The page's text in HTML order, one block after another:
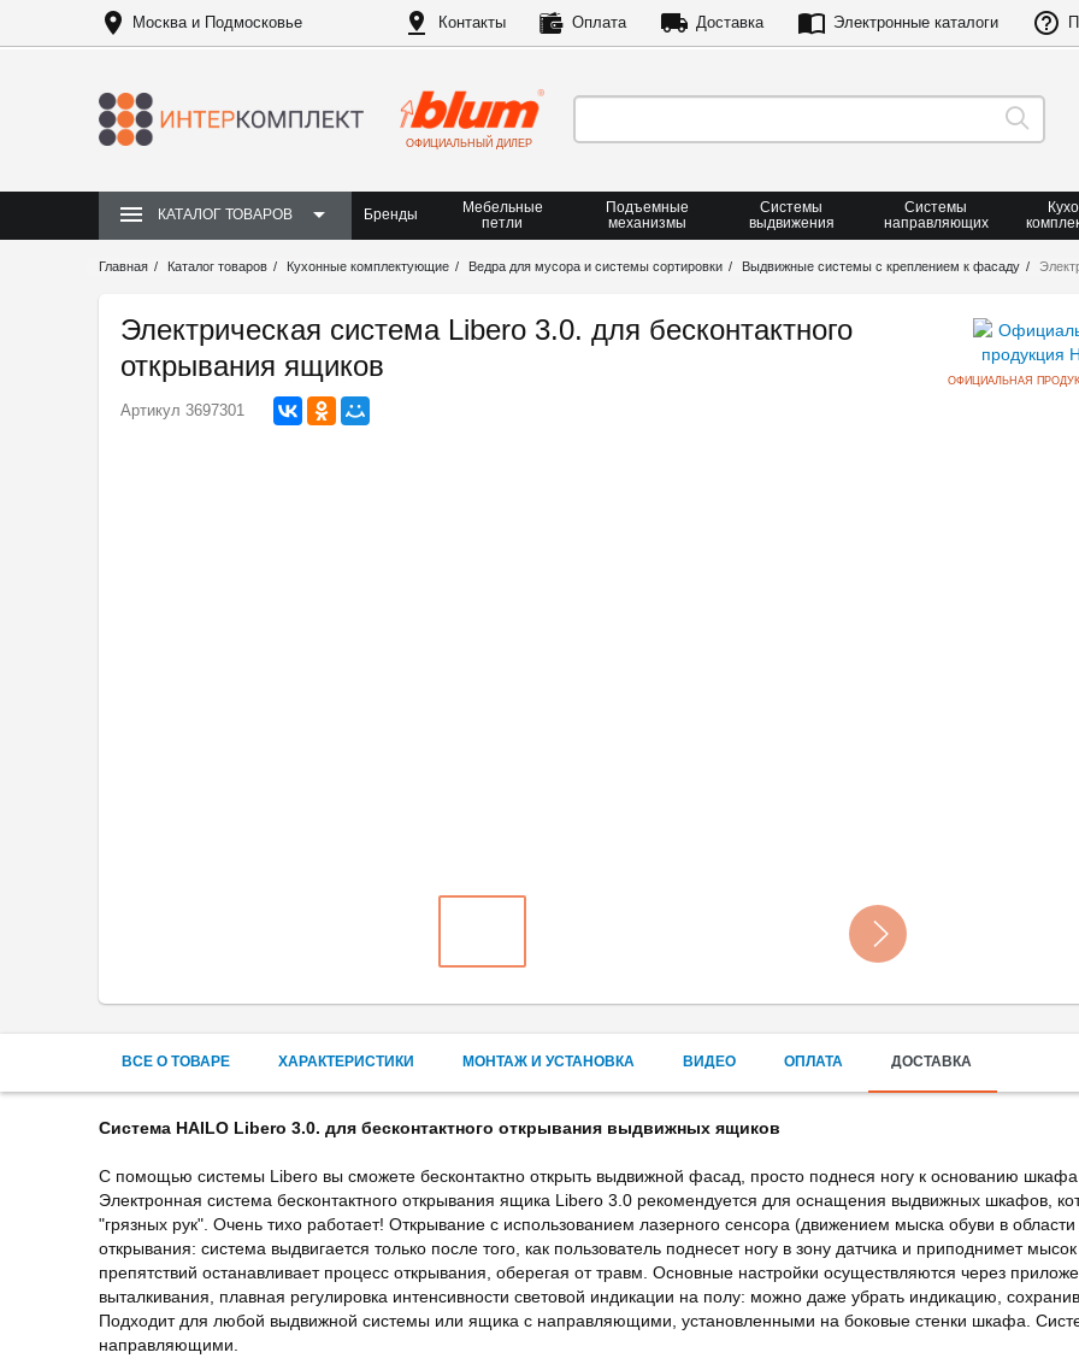
Москва и Подмосковье Контакты Оплата Доставка Электронные каталоги
ОФИЦИАЛЬНЫЙ ДИЛЕР
КАТАЛОГ ТОВАРОВ Бренды
Мебельные
петли
Подъемные
механизмы
Системы
выдвижения
Системы
направляющих
Главная Каталог товаров Кухонные комплектующие Ведра для мусора и системы сортировки Выдвижные системы с креплением к фасаду
Электрическая система Libero 3.0. для бесконтактного
открывания ящиков
ОФИЦИАЛЬНАЯ
Артикул 3697301
ВСЕ О ТОВАРЕ ХАРАКТЕРИСТИКИ МОНТАЖ И УСТАНОВКА ВИДЕО ОПЛАТА ДОСТАВКА
Система HAILO Libero 3.0. для бесконтактного открывания выдвижных ящиков
С помощью системы Libero вы сможете бесконтактно открыть выдвижной фасад, просто поднеся ногу к основанию
Электронная система бесконтактного открывания ящика Libero 3.0 рекомендуется для оснащения выдвижных шкафов,
"грязных рук". Очень тихо работает! Открывание с использованием лазерного сенсора (движением мыска обуви в
открывания: система выдвигается только после того, как пользователь поднесет ногу в зону датчика и приподнимет
препятствий останавливает процесс открывания, оберегая от травм. Основные настройки осуществляются через
выталкивания, плавная регулировка интенсивности световой индикации на полу: можно даже убрать индикацию,
Подходит для любой выдвижной системы или ящика с направляющими, установленными на боковые стенки шкафа.
направляющими.